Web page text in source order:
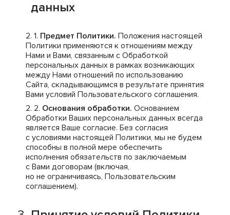
данных
Предмет Политики. Положения настоящей
Политики применяются к отношениям между
Нами и Вами, связанным с Обработкой
персональных данных в рамках возникающих
между Нами отношений по использованию
Сайта, складывающимся в результате принятия
Вами условий Пользовательского соглашения.
Основания обработки. Основанием
Обработки Ваших персональных данных всегда
является Ваше согласие. Без согласия
с условиями настоящей Политики, мы не будем
способны в полной мере обеспечить
исполнения обязательств по заключаемым
с Вами договорам (включая,
но не ограничиваясь, Пользовательским
соглашением).